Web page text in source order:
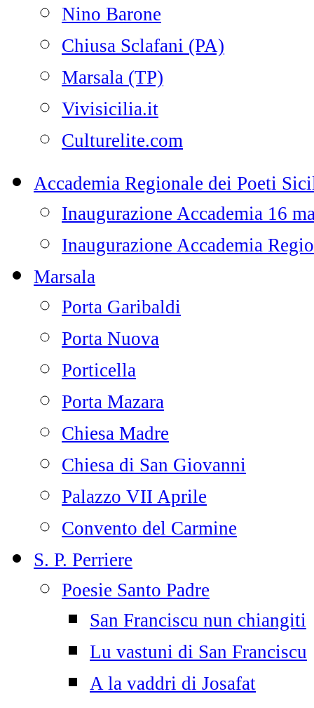
Nino Barone
Chiusa Sclafani (PA)
Marsala (TP)
Vivisicilia.it
Culturelite.com
Accademia Regionale dei Poeti
Inaugurazione Accademia 16
Inaugurazione Accademia
Marsala
Porta Garibaldi
Porta Nuova
Porticella
Porta Mazara
Chiesa Madre
Chiesa di San Giovanni
Palazzo VII Aprile
Convento del Carmine
S. P. Perriere
Poesie Santo Padre
San Franciscu nun chiangiti
Lu vastuni di San Franciscu
A la vaddri di Josafat